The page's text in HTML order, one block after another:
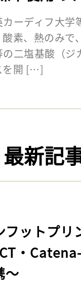
ーディフ大学
素、熱のみ
二塩基酸（
を開 […]
最新記
フットプリ
・
〜